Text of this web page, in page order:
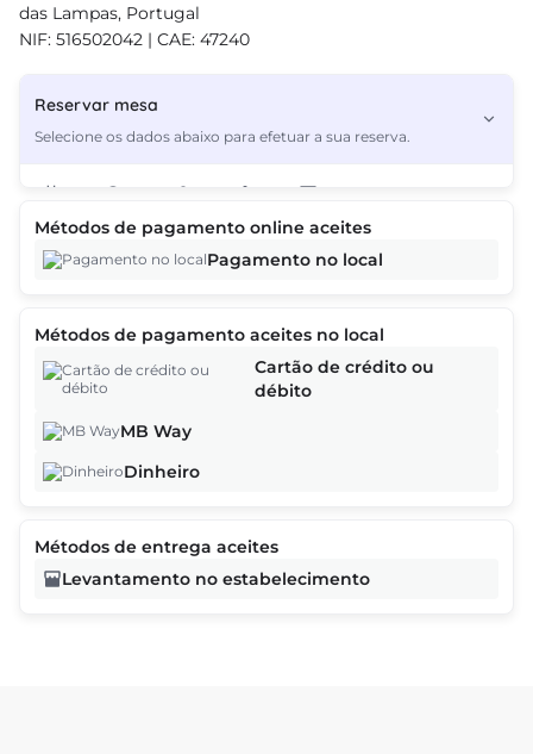
das Lampas, Portugal
NIF: 516502042 | CAE: 47240
Reservar mesa
Selecione os dados abaixo para efetuar a sua reserva.
As ofertas baseiam-se na hora, na data e no número de clientes e
podem variar à medida que continua o processo de reserva.
Continuar
Métodos de pagamento online aceites
Pagamento no local
Métodos de pagamento aceites no local
Cartão de crédito ou
débito
MB Way
Dinheiro
Métodos de entrega aceites
Levantamento no estabelecimento